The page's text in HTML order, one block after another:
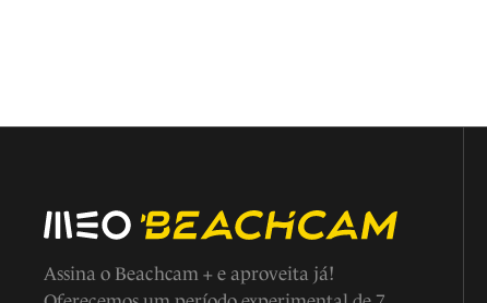
Assina o Beachcam + e aproveita já!